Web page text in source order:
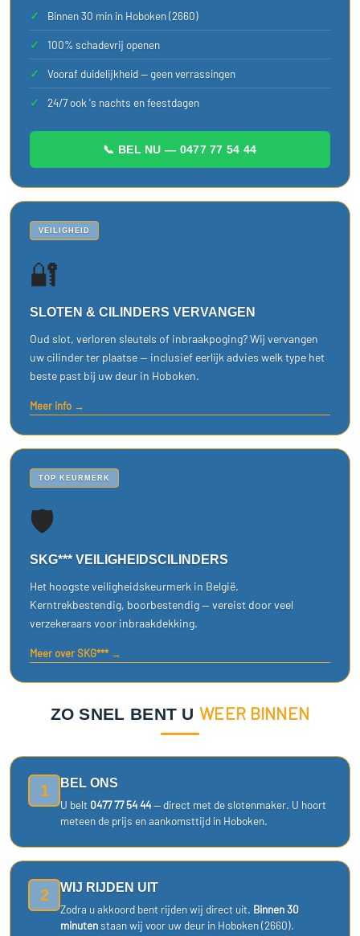
Binnen 30 min in Hoboken (2660)
100% schadevrij openen
Vooraf duidelijkheid — geen verrassingen
24/7 ook 's nachts en feestdagen
📞 BEL NU — 0477 77 54 44
VEILIGHEID
🔐
SLOTEN & CILINDERS VERVANGEN
Oud slot, verloren sleutels of inbraakpoging? Wij vervangen
uw cilinder ter plaatse — inclusief eerlijk advies welk type het
beste past bij uw deur in Hoboken.
Meer info →
TOP KEURMERK
🛡️
SKG*** VEILIGHEIDSCILINDERS
Het hoogste veiligheidskeurmerk in België.
Kerntrekbestendig, boorbestendig — vereist door veel
verzekeraars voor inbraakdekking.
Meer over SKG*** →
ZO SNEL BENT UWEER BINNEN
1
BEL ONS
U belt 0477 77 54 44— direct met de slotenmaker. U hoort
meteen de prijs en aankomsttijd in Hoboken.
2
WIJ RIJDEN UIT
Zodra u akkoord bent rijden wij direct uit. Binnen 30
minutenstaan wij voor uw deur in Hoboken (2660).